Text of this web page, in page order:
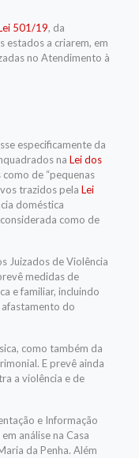
501/19, da
estados a criarem, em
no Atendimento à
especificamente da
na Lei dos
de “pequenas
trazidos pela Lei
doméstica
como de
Juizados de Violência
medidas de
e familiar, incluindo
do
como também da
E prevê ainda
a violência e de
e Informação
análise na Casa
da Penha. Além